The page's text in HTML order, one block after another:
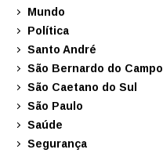
Mundo
Política
Santo André
São Bernardo do Campo
São Caetano do Sul
São Paulo
Saúde
Segurança